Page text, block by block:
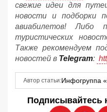
свежие идеи для
новости и подборки
авиабилетов! Либо
туристических
Также рекомендуем
новостей в Telegram:
Автор статьи:Инфогруппа
Подписывайтесь